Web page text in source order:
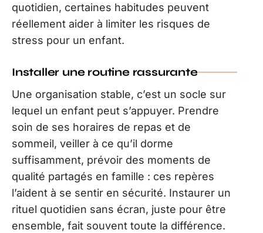
quotidien, certaines habitudes peuvent
réellement aider à limiter les risques de
stress pour un enfant.
Installer une routine rassurante
Une organisation stable, c’est un socle sur
lequel un enfant peut s’appuyer. Prendre
soin de ses horaires de repas et de
sommeil, veiller à ce qu’il dorme
suffisamment, prévoir des moments de
qualité partagés en famille : ces repères
l’aident à se sentir en sécurité. Instaurer un
rituel quotidien sans écran, juste pour être
ensemble, fait souvent toute la différence.